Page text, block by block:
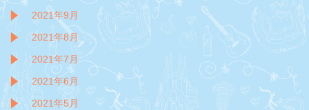
2021年9月
2021年8月
2021年7月
2021年6月
2021年5月